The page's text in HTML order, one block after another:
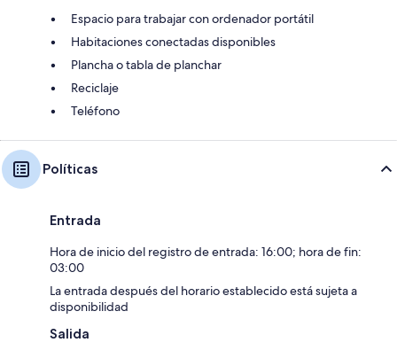
Espacio para trabajar con ordenador portátil
Habitaciones conectadas disponibles
Plancha o tabla de planchar
Reciclaje
Teléfono
Políticas
Entrada
Hora de inicio del registro de entrada: 16:00; hora de fin:
03:00
La entrada después del horario establecido está sujeta a
disponibilidad
Salida